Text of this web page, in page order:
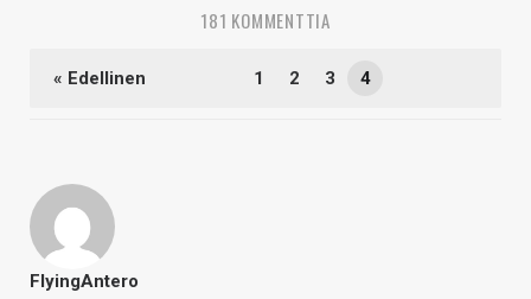
181 KOMMENTTIA
« Edellinen 1 2 3 4
FlyingAntero